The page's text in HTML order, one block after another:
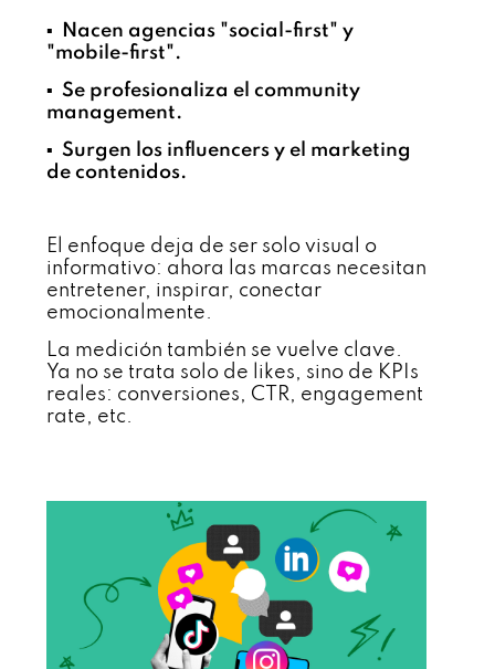
▪️
Nacen agencias "social-first" y
"mobile-first".
▪️ Se profesionaliza el community
management.
▪️ Surgen los influencers y el marketing
de contenidos.
El enfoque deja de ser solo visual o
informativo: ahora las marcas necesitan
entretener, inspirar, conectar
emocionalmente.
La medición también se vuelve clave.
Ya no se trata solo de likes, sino de KPIs
reales: conversiones, CTR, engagement
rate, etc.